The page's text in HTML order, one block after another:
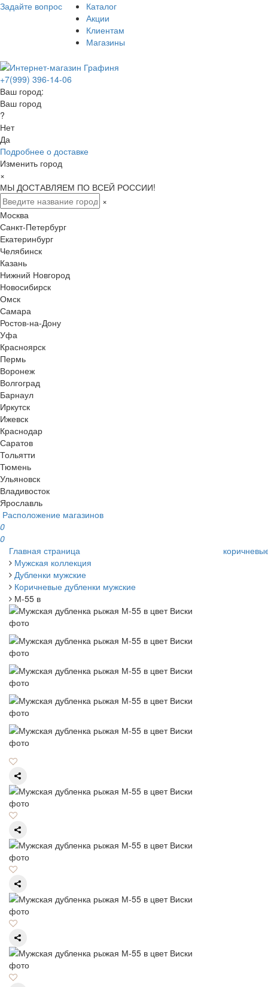
Задайте вопрос
Каталог
Акции
Клиентам
Магазины
+7(999) 396-14-06
Ваш город:
Ваш город
?
Нет
Да
Подробнее о доставке
Изменить город
×
МЫ ДОСТАВЛЯЕМ ПО ВСЕЙ РОССИИ!
×
Москва
Санкт-Петербург
Екатеринбург
Челябинск
Казань
Нижний Новгород
Новосибирск
Омск
Самара
Ростов-на-Дону
Уфа
Красноярск
Пермь
Воронеж
Волгоград
Барнаул
Иркутск
Ижевск
Краснодар
Саратов
Тольятти
Тюмень
Ульяновск
Владивосток
Ярославль
Расположение магазинов
0
0
Главная страница
Мужская коллекция
Дубленки мужские
Коричневые дубленки мужские
М-55 в